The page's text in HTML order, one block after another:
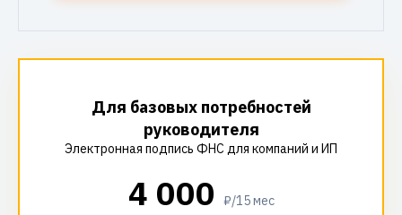
Для базовых потребностей
руководителя
Электронная подпись ФНС для компаний и ИП
4 000 ₽/15 мес